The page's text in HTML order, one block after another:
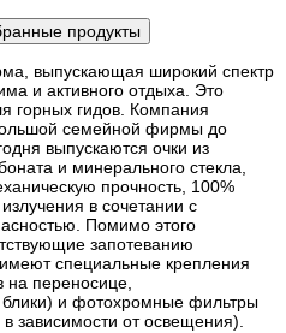
выпускающая широкий спектр
и активного отдыха. Это
горных гидов. Компания
семейной фирмы до
выпускаются очки из
и минерального стекла,
прочность, 100%
в сочетании с
Помимо этого
запотеванию
специальные крепления
на переносице,
и фотохромные фильтры
зависимости от освещения).